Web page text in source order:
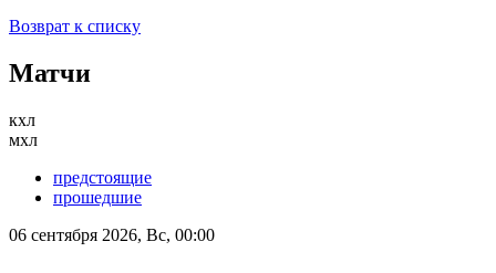
Возврат к списку
Матчи
кхл
мхл
предстоящие
прошедшие
06 сентября 2026, Вс, 00:00